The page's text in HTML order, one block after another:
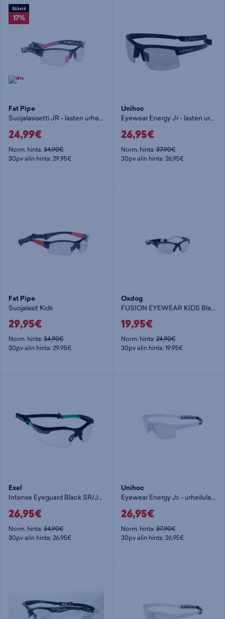
Säästä
17%
Fat Pipe
Suojalasisetti JR - lasten urheilulasit
24,99€
Norm. hinta:34,90€
30pv alin hinta: 29,95€
Unihoc
Eyewear Energy Jr - lasten urheilulasit
26,95€
Norm. hinta:37,90€
30pv alin hinta: 26,95€
Fat Pipe
Suojalasit Kids
29,95€
Norm. hinta:34,90€
30pv alin hinta: 29,95€
Oxdog
FUSION EYEWEAR KIDS Black/grey - lasten urheilulasit
19,95€
Norm. hinta:24,90€
30pv alin hinta: 19,95€
Exel
Intense Eyeguard Black SR/JR - urheilulasit
26,95€
Norm. hinta:34,90€
30pv alin hinta: 26,95€
Unihoc
Eyewear Energy Jr. - urheilulasit
26,95€
Norm. hinta:37,90€
30pv alin hinta: 26,95€